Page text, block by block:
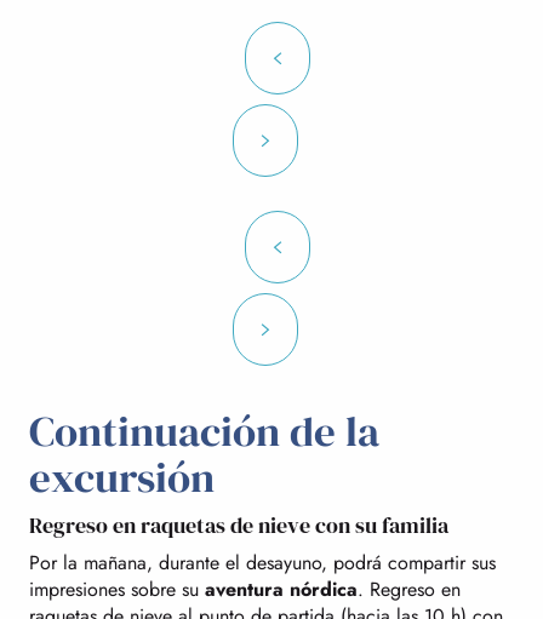
Continuación de la
excursión
Regreso en raquetas de nieve con su familia
Por la mañana, durante el desayuno, podrá compartir sus
impresiones sobre su aventura nórdica. Regreso en